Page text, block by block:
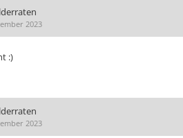
2023
:)
2023